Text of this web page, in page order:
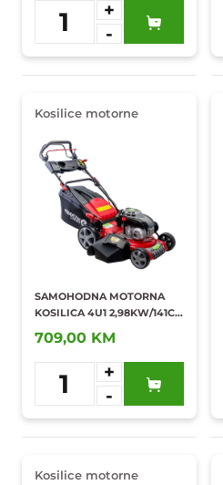
1
+
-
Dodaj u
omiljene
Kosilice motorne
SAMOHODNA MOTORNA
KOSILICA 4U1 2,98KW/141CC
460MM
709,00 KM
1
+
-
Dodaj u
omiljene
Kosilice motorne